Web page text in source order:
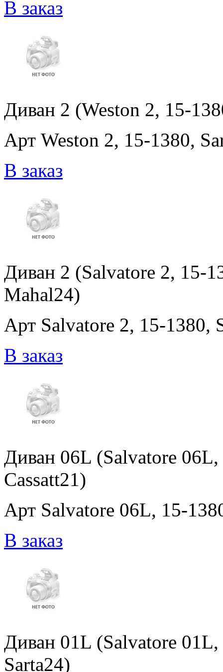
В заказ
Диван 2 (Weston 2, 15-
Арт Weston 2, 15-1380,
В заказ
Диван 2 (Salvatore 2, 15-
Mahal24)
Арт Salvatore 2, 15-1380,
В заказ
Диван 06L (Salvatore
Cassatt21)
Арт Salvatore 06L, 15-
В заказ
Диван 01L (Salvatore 01L,
Sarta24)